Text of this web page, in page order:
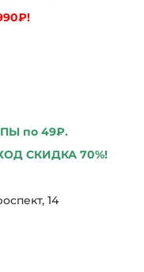
по 49₽.
СКИДКА 70%!
14